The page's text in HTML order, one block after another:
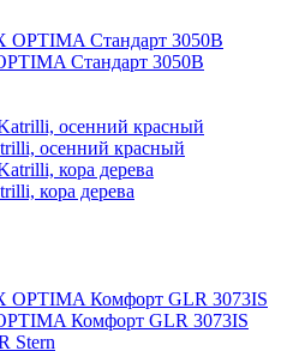
Стандарт 3050B
осенний красный
кора дерева
Комфорт GLR 3073IS